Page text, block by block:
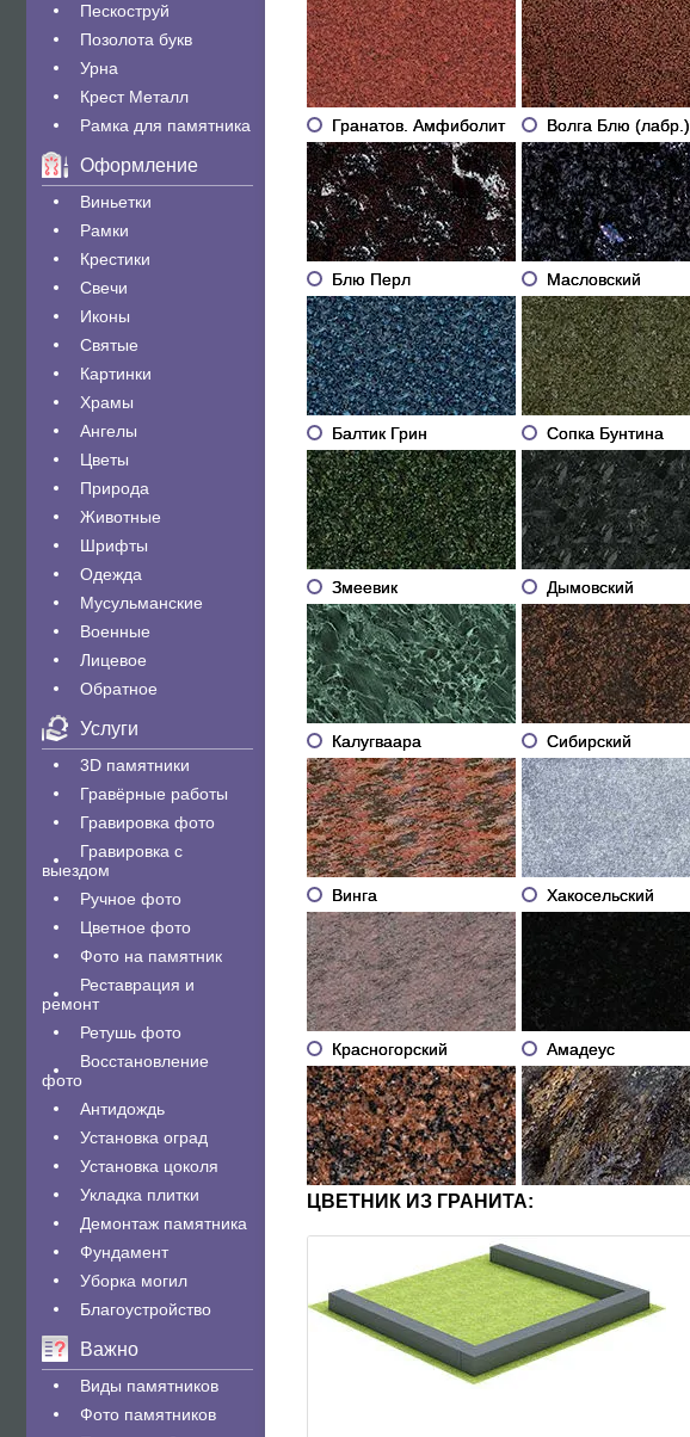
Пескоструй
Позолота букв
Урна
Крест Металл
Рамка для памятника
Оформление
Виньетки
Рамки
Крестики
Свечи
Иконы
Святые
Картинки
Храмы
Ангелы
Цветы
Природа
Животные
Шрифты
Одежда
Мусульманские
Военные
Лицевое
Обратное
Услуги
3D памятники
Гравëрные работы
Гравировка фото
Гравировка с
выездом
Ручное фото
Цветное фото
Фото на памятник
Реставрация и
ремонт
Ретушь фото
Восстановление
фото
Антидождь
Установка оград
Установка цоколя
Укладка плитки
Демонтаж памятника
Фундамент
Уборка могил
Благоустройство
Важно
Виды памятников
Фото памятников
Гранатов. Амфиболит Волга Блю (лабр.)
Блю Перл Масловский
Балтик Грин Сопка Бунтина
Змеевик Дымовский
Калугваара Сибирский
Винга Хакосельский
Красногорский Амадеус
ЦВЕТНИК ИЗ ГРАНИТА: